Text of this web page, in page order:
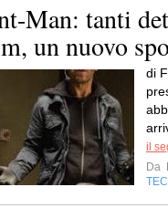
Man: tanti
un nuovo
di
il
Da